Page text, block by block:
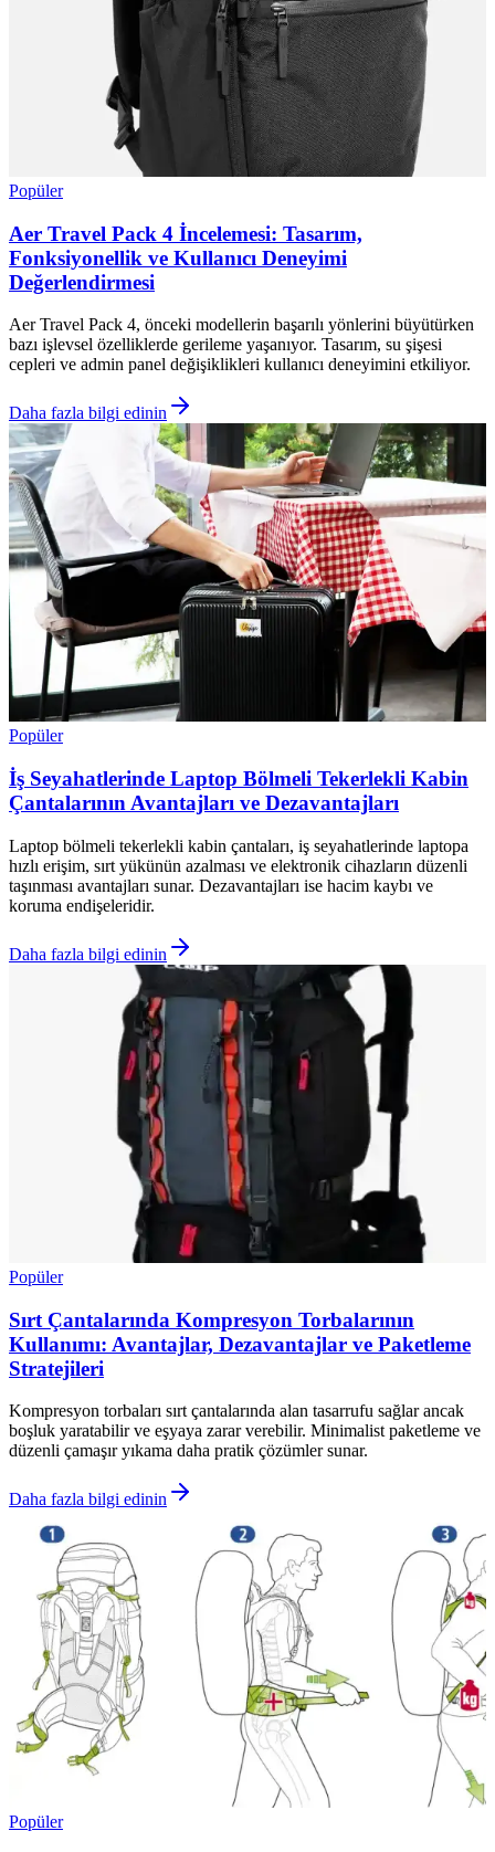
Popüler
Aer Travel Pack 4 İncelemesi: Tasarım,
Fonksiyonellik ve Kullanıcı Deneyimi
Değerlendirmesi
Aer Travel Pack 4, önceki modellerin başarılı yönlerini büyütürken
bazı işlevsel özelliklerde gerileme yaşanıyor. Tasarım, su şişesi
cepleri ve admin panel değişiklikleri kullanıcı deneyimini etkiliyor.
Daha fazla bilgi edinin
Popüler
İş Seyahatlerinde Laptop Bölmeli Tekerlekli Kabin
Çantalarının Avantajları ve Dezavantajları
Laptop bölmeli tekerlekli kabin çantaları, iş seyahatlerinde laptopa
hızlı erişim, sırt yükünün azalması ve elektronik cihazların düzenli
taşınması avantajları sunar. Dezavantajları ise hacim kaybı ve
koruma endişeleridir.
Daha fazla bilgi edinin
Popüler
Sırt Çantalarında Kompresyon Torbalarının
Kullanımı: Avantajlar, Dezavantajlar ve Paketleme
Stratejileri
Kompresyon torbaları sırt çantalarında alan tasarrufu sağlar ancak
boşluk yaratabilir ve eşyaya zarar verebilir. Minimalist paketleme ve
düzenli çamaşır yıkama daha pratik çözümler sunar.
Daha fazla bilgi edinin
Popüler